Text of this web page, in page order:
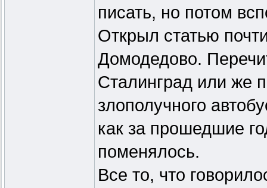
писать, но потом
Открыл статью
Домодедово.
Сталинград или же
злополучного
как за прошедшие
поменялось.
Все то, что